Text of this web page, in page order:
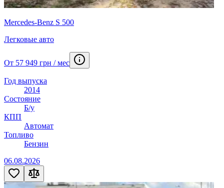
Mercedes-Benz S 500
Легковые авто
От 57 949 грн / мес
Год выпуска
2014
Состояние
Б/у
КПП
Автомат
Топливо
Бензин
06.08.2026